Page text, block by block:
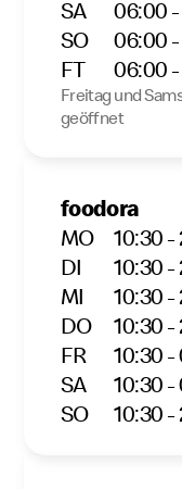
SA
06:00
SO
06:00
FT
06:00
Freitag und
geöffnet
foodora
MO
10:30 -
DI
10:30 -
MI
10:30 -
DO
10:30 -
FR
10:30
SA
10:30
SO
10:30 -